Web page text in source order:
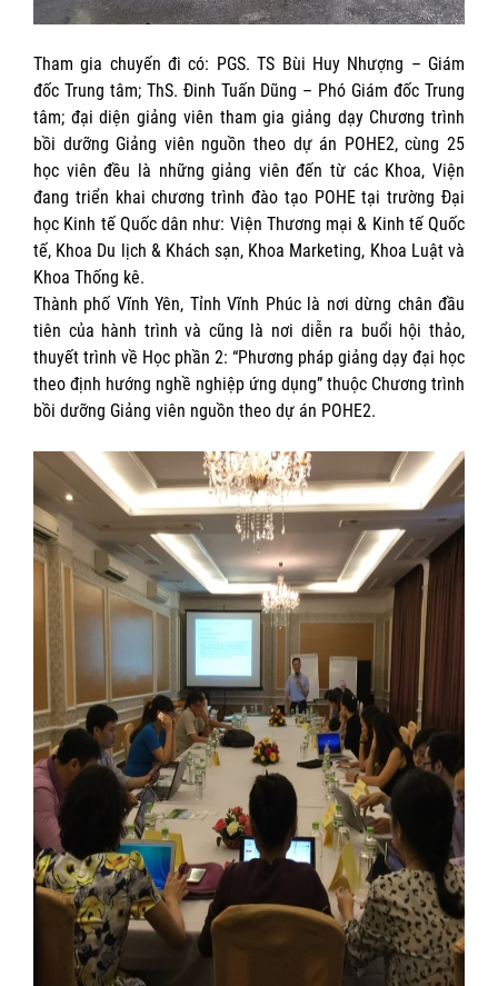
Tham gia chuyến đi có: PGS. TS Bùi Huy Nhượng – Giám
đốc Trung tâm; ThS. Đinh Tuấn Dũng – Phó Giám đốc Trung
tâm; đại diện giảng viên tham gia giảng dạy Chương trình
bồi dưỡng Giảng viên nguồn theo dự án POHE2, cùng 25
học viên đều là những giảng viên đến từ các Khoa, Viện
đang triển khai chương trình đào tạo POHE tại trường Đại
học Kinh tế Quốc dân như: Viện Thương mại & Kinh tế Quốc
tế, Khoa Du lịch & Khách sạn, Khoa Marketing, Khoa Luật và
Khoa Thống kê.
Thành phố Vĩnh Yên, Tỉnh Vĩnh Phúc là nơi dừng chân đầu
tiên của hành trình và cũng là nơi diễn ra buổi hội thảo,
thuyết trình về Học phần 2: “Phương pháp giảng dạy đại học
theo định hướng nghề nghiệp ứng dụng” thuộc Chương trình
bồi dưỡng Giảng viên nguồn theo dự án POHE2.